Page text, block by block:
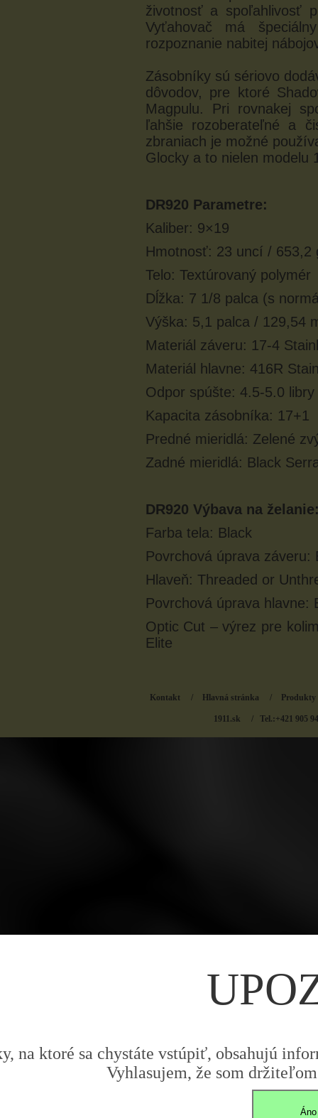
na ktoré sa chystáte vstúpiť, obsahujú
Vyhlasujem, že som
Áno
životnosť a spoľahlivosť
Vyťahovač má
rozpoznanie nabitej
Zásobníky sú sériovo
dôvodov, pre ktoré
Magpulu. Pri rovnakej
ľahšie rozoberateľné a
zbraniach je možné
Glocky a to nielen modelu
DR920 Parametre:
Kaliber: 9×19
Hmotnosť: 23 uncí / 653,2
Telo: Textúrovaný polymér
Dĺžka: 7 1/8 palca (s
Výška: 5,1 palca / 129,54
Materiál záveru: 17-4
Materiál hlavne: 416R
Odpor spúšte: 4.5-5.0
Kapacita zásobníka: 17+1
Predné mieridlá: Zelené
Zadné mieridlá: Black
DR920 Výbava na
Farba tela: Black
Povrchová úprava záveru:
Hlaveň: Threaded or
Povrchová úprava hlavne:
Optic Cut – výrez pre
Elite
Kontakt / Hlavná stránka / Produkty
1911.sk / Tel.:+421 905